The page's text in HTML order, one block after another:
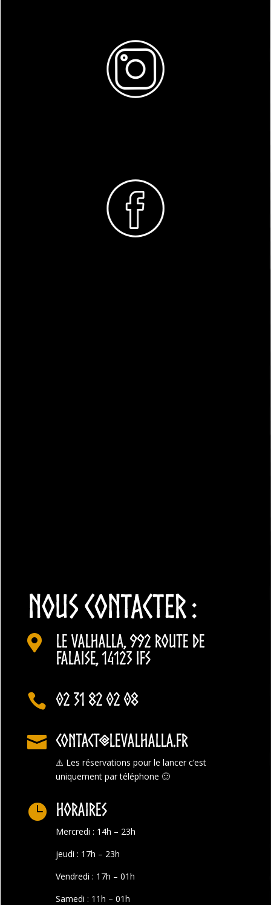
NOUS CONTACTER :

Le Valhalla, 992 Route de
Falaise, 14123 Ifs
 02 31 82 02 08
 contact@levalhalla.fr
⚠️ Les réservations pour le lancer c’est
uniquement par téléphone 🙂
 Horaires
Mercredi : 14h – 23h
jeudi : 17h – 23h
Vendredi : 17h – 01h
Samedi : 11h – 01h